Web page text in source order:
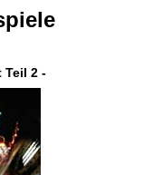
Teil 2 -